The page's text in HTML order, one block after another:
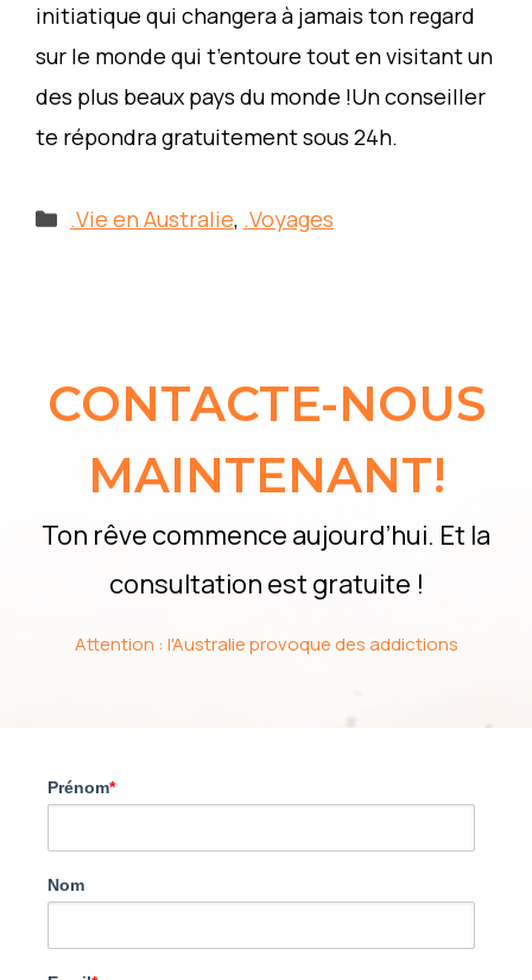
initiatique qui changera à jamais ton regard
sur le monde qui t’entoure tout en visitant un
des plus beaux pays du monde !Un conseiller
te répondra gratuitement sous 24h.
Categories
.Vie en Australie, .Voyages
CONTACTE-NOUS
MAINTENANT!
Ton rêve commence aujourd’hui. Et la
consultation est gratuite !
Attention : l'Australie provoque des addictions
Prénom*
Nom